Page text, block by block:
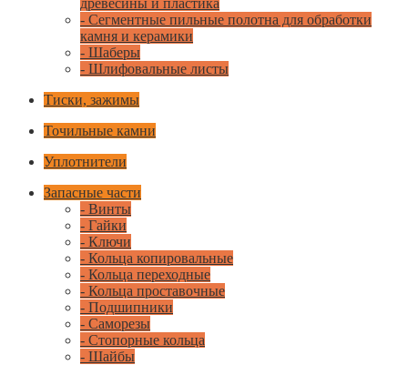
древесины и пластика
- Сегментные пильные полотна для обработки
камня и керамики
- Шаберы
- Шлифовальные листы
Тиски, зажимы
Точильные камни
Уплотнители
Запасные части
- Винты
- Гайки
- Ключи
- Кольца копировальные
- Кольца переходные
- Кольца проставочные
- Подшипники
- Саморезы
- Стопорные кольца
- Шайбы